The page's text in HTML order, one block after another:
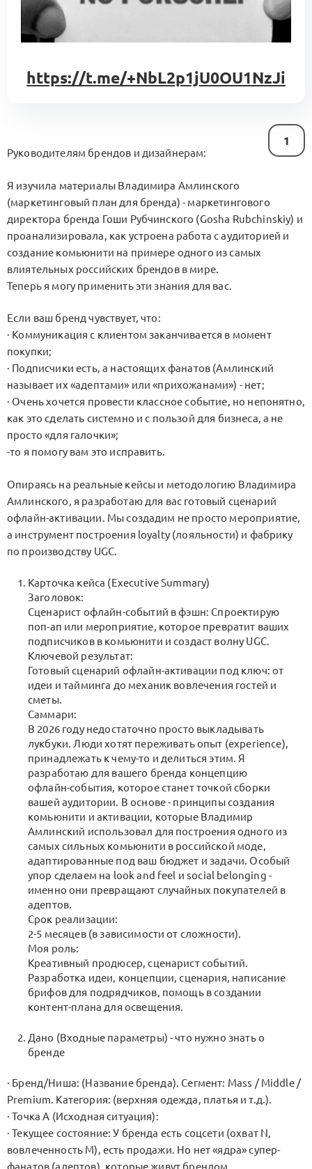
https://t.me/+NbL2p1jU0OU1NzJi
1
Руководителям брендов и дизайнерам:
Я изучила материалы Владимира Амлинского
(маркетинговый план для бренда) - маркетингового
директора бренда Гоши Рубчинского (Gosha Rubchinskiy) и
проанализировала, как устроена работа с аудиторией и
создание комьюнити на примере одного из самых
влиятельных российских брендов в мире.
Теперь я могу применить эти знания для вас.
Если ваш бренд чувствует, что:
· Коммуникация с клиентом заканчивается в момент
покупки;
· Подписчики есть, а настоящих фанатов (Амлинский
называет их «адептами» или «прихожанами») - нет;
· Очень хочется провести классное событие, но непонятно,
как это сделать системно и с пользой для бизнеса, а не
просто «для галочки»;
-то я помогу вам это исправить.
Опираясь на реальные кейсы и методологию Владимира
Амлинского, я разработаю для вас готовый сценарий
офлайн-активации. Мы создадим не просто мероприятие,
а инструмент построения loyalty (лояльности) и фабрику
по производству UGC.
Карточка кейса (Executive Summary)
Заголовок:
Сценарист офлайн-событий в фэшн: Спроектирую
поп-ап или мероприятие, которое превратит ваших
подписчиков в комьюнити и создаст волну UGC.
Ключевой результат:
Готовый сценарий офлайн-активации под ключ: от
идеи и тайминга до механик вовлечения гостей и
сметы.
Саммари:
В 2026 году недостаточно просто выкладывать
лукбуки. Люди хотят переживать опыт (experience),
принадлежать к чему-то и делиться этим. Я
разработаю для вашего бренда концепцию
офлайн-события, которое станет точкой сборки
вашей аудитории. В основе - принципы создания
комьюнити и активации, которые Владимир
Амлинский использовал для построения одного из
самых сильных комьюнити в российской моде,
адаптированные под ваш бюджет и задачи. Особый
упор сделаем на look and feel и social belonging -
именно они превращают случайных покупателей в
адептов.
Срок реализации:
2-5 месяцев (в зависимости от сложности).
Моя роль:
Креативный продюсер, сценарист событий.
Разработка идеи, концепции, сценария, написание
брифов для подрядчиков, помощь в создании
контент-плана для освещения.
Дано (Входные параметры) - что нужно знать о
бренде
· Бренд/Ниша: (Название бренда). Сегмент: Mass / Middle /
Premium. Категория: (верхняя одежда, платья и т.д.).
· Точка А (Исходная ситуация):
· Текущее состояние: У бренда есть соцсети (охват N,
вовлеченность M), есть продажи. Но нет «ядра» супер-
фанатов (адептов), которые живут брендом.